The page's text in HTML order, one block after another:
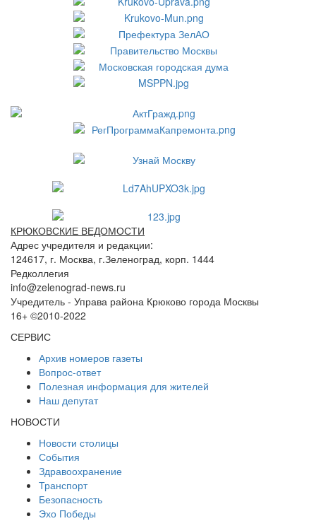
КРЮКОВСКИЕ ВЕДОМОСТИ
Адрес учредителя и редакции:
124617, г. Москва, г.Зеленоград, корп. 1444
Редколлегия
info@zelenograd-news.ru
Учредитель - Управа района Крюково города Москвы
16+ ©2010-2022
СЕРВИС
Архив номеров газеты
Вопрос-ответ
Полезная информация для жителей
Наш депутат
НОВОСТИ
Новости столицы
События
Здравоохранение
Транспорт
Безопасность
Эхо Победы